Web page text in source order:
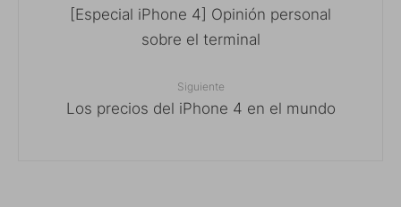
[Especial iPhone 4] Opinión personal
sobre el terminal
Siguiente
Los precios del iPhone 4 en el mundo